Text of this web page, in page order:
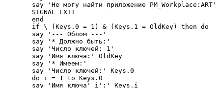
say 'Hе могу найти приложение PM_Workplace:ART'
SIGNAL EXIT
end
if \ (Keys.0 = 1) & (Keys.1 = OldKey) then do
say '--- Облом ---'
say '* Должно быть:'
say 'Число ключей: 1'
say 'Имя ключа:' OldKey
say '* Имеем:'
say 'Число ключей:' Keys.0
do i = 1 to Keys.0
say 'Имя ключа' i':' Keys.i